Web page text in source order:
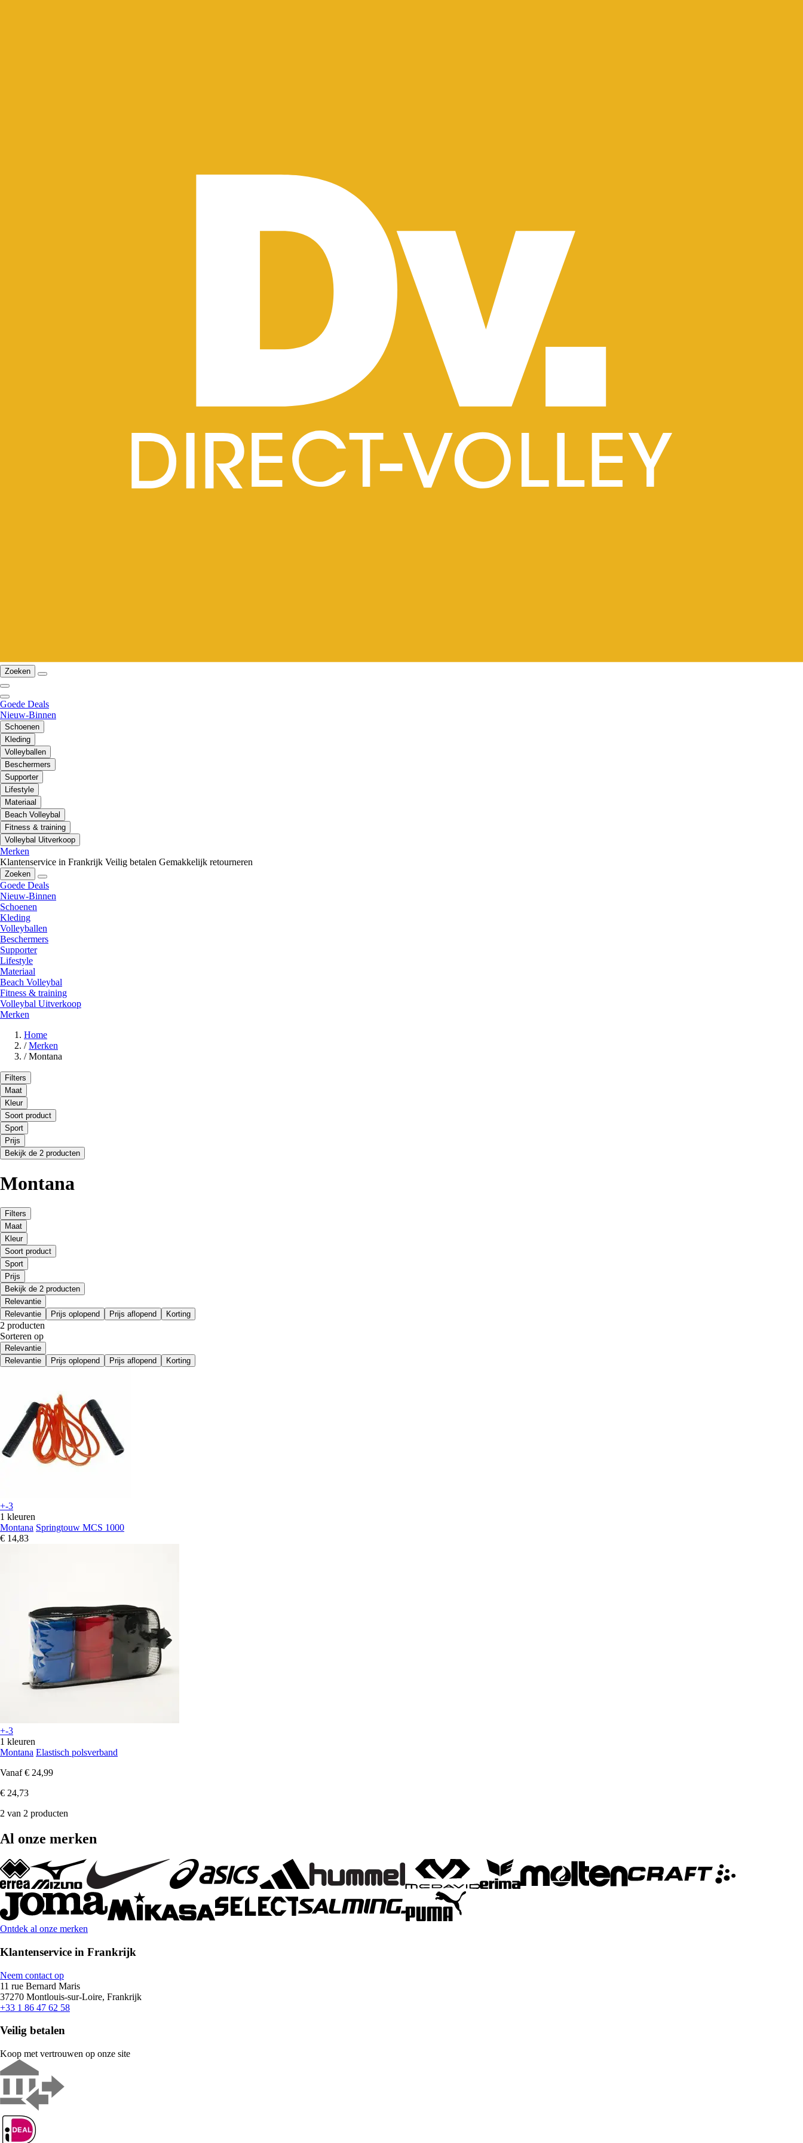
Zoeken
Goede Deals
Nieuw-Binnen
Schoenen
Kleding
Volleyballen
Beschermers
Supporter
Lifestyle
Materiaal
Beach Volleybal
Fitness & training
Volleybal Uitverkoop
Merken
Klantenservice in Frankrijk Veilig betalen Gemakkelijk retourneren
Zoeken
Goede Deals
Nieuw-Binnen
Schoenen
Kleding
Volleyballen
Beschermers
Supporter
Lifestyle
Materiaal
Beach Volleybal
Fitness & training
Volleybal Uitverkoop
Merken
Home
/ Merken
/ Montana
Filters
Maat
Kleur
Soort product
Sport
Prijs
Bekijk de 2 producten
Montana
Filters
Maat
Kleur
Soort product
Sport
Prijs
Bekijk de 2 producten
Relevantie
Relevantie
Prijs oplopend Prijs aflopend Korting
2 producten
Sorteren op
Relevantie
Relevantie
Prijs oplopend Prijs aflopend Korting
+-3
1 kleuren
Montana Springtouw MCS 1000
€ 14,83
+-3
1 kleuren
Montana Elastisch polsverband
Vanaf € 24,99
€ 24,73
2 van 2 producten
Al onze merken
Ontdek al onze merken
Klantenservice in Frankrijk
Neem contact op
11 rue Bernard Maris
37270 Montlouis-sur-Loire, Frankrijk
+33 1 86 47 62 58
Veilig betalen
Koop met vertrouwen op onze site